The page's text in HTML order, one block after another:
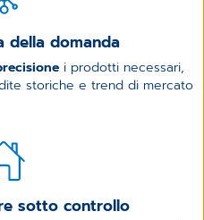
della domanda
i prodotti necessari,
storiche e trend di mercato
sotto controllo